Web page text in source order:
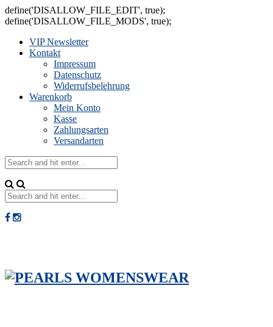
define('DISALLOW_FILE_EDIT', true);
define('DISALLOW_FILE_MODS', true);
VIP Newsletter
Kontakt
Impressum
Datenschutz
Widerrufsbelehrung
Warenkorb
Mein Konto
Kasse
Zahlungsarten
Versandarten